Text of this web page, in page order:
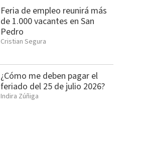
Feria de empleo reunirá más
de 1.000 vacantes en San
Pedro
Cristian Segura
¿Cómo me deben pagar el
feriado del 25 de julio 2026?
Indira Zúñiga